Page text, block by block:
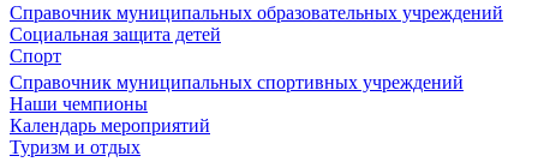
Справочник муниципальных образовательных учреждений
Социальная защита детей
Спорт
Справочник муниципальных спортивных учреждений
Наши чемпионы
Календарь мероприятий
Туризм и отдых